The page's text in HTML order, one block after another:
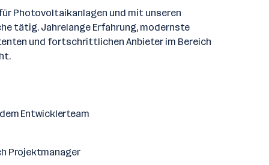
für Photovoltaikanlagen und mit unseren
tätig. Jahrelange Erfahrung, modernste
und fortschrittlichen Anbieter im Bereich
Entwicklerteam
Projektmanager